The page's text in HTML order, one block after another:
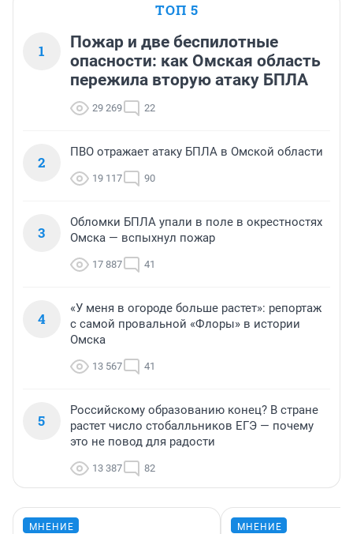
ТОП 5
1
Пожар и две беспилотные
опасности: как Омская область
пережила вторую атаку БПЛА
29 269 22
2
ПВО отражает атаку БПЛА в Омской области
19 117 90
3
Обломки БПЛА упали в поле в окрестностях
Омска — вспыхнул пожар
17 887 41
4
«У меня в огороде больше растет»: репортаж
с самой провальной «Флоры» в истории
Омска
13 567 41
5
Российскому образованию конец? В стране
растет число стобалльников ЕГЭ — почему
это не повод для радости
13 387 82
МНЕНИЕ МНЕНИЕ